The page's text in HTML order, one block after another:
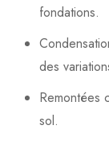
fondations.
des
Remontées
sol.